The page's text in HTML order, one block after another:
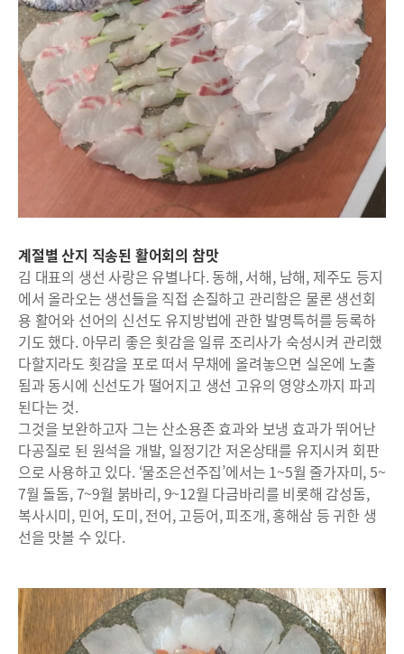
계절별 산지 직송된 활어회의 참맛
김 대표의 생선 사랑은 유별나다. 동해, 서해, 남해, 제주도 등지
에서 올라오는 생선들을 직접 손질하고 관리함은 물론 생선회
용 활어와 선어의 신선도 유지방법에 관한 발명특허를 등록하
기도 했다. 아무리 좋은 횟감을 일류 조리사가 숙성시켜 관리했
다할지라도 횟감을 포로 떠서 무채에 올려놓으면 실온에 노출
됨과 동시에 신선도가 떨어지고 생선 고유의 영양소까지 파괴
된다는 것.
그것을 보완하고자 그는 산소용존 효과와 보냉 효과가 뛰어난
다공질로 된 원석을 개발, 일정기간 저온상태를 유지시켜 회판
으로 사용하고 있다. ‘물조은선주집’에서는 1~5월 줄가자미, 5~
7월 돌돔, 7~9월 붉바리, 9~12월 다금바리를 비롯해 감성돔,
복사시미, 민어, 도미, 전어, 고등어, 피조개, 홍해삼 등 귀한 생
선을 맛볼 수 있다.